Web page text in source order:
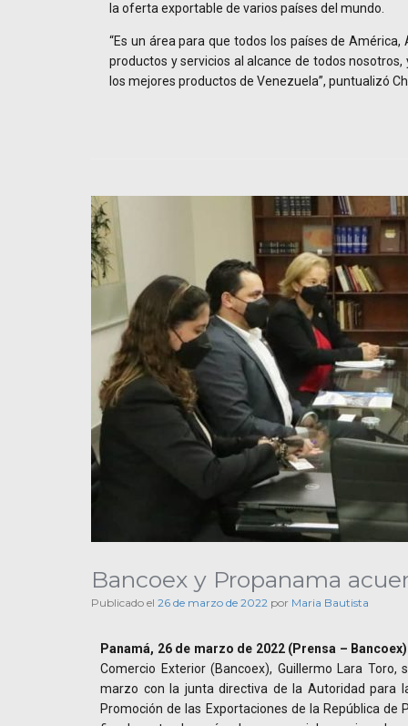
la oferta exportable de varios países del mundo.
“Es un área para que todos los países de
productos y servicios al alcance de todos
los mejores productos de Venezuela”, puntualizó
Bancoex y Propanama
Publicado el 26 de marzo de 2022 por Maria Bautista
Panamá, 26 de marzo de 2022 (Prensa –
Comercio Exterior (Bancoex), Guillermo Lara
marzo con la junta directiva de la Autoridad para
Promoción de las Exportaciones de la República de